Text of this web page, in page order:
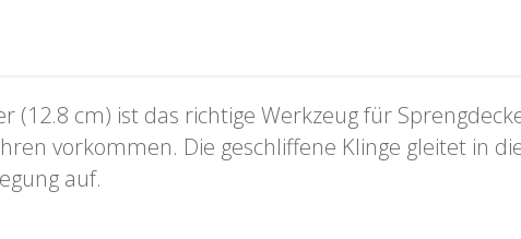
(12.8 cm) ist das richtige Werkzeug für
vorkommen. Die geschliffene Klinge gleitet in
auf.